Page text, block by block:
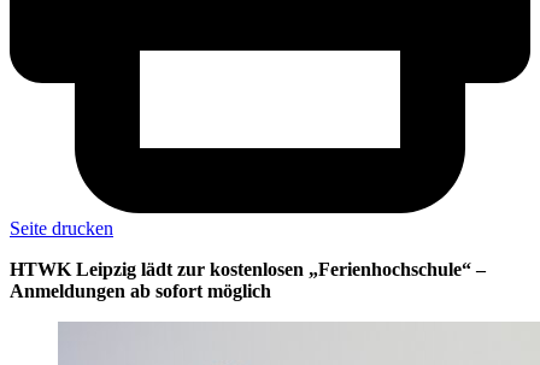
Seite drucken
HTWK Leipzig lädt zur kostenlosen „Ferienhochschule“ –
Anmeldungen ab sofort möglich